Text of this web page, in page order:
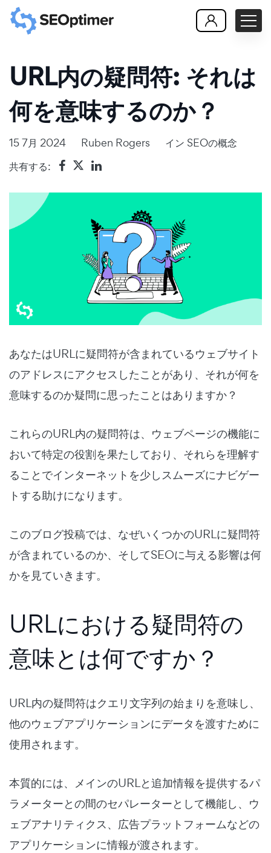
URL内の疑問符: それは
何を意味するのか？
15 7月 2024 Ruben Rogers イン SEOの概念
共有する:
あなたはURLに疑問符が含まれているウェブサイト
のアドレスにアクセスしたことがあり、それが何を
意味するのか疑問に思ったことはありますか？
これらのURL内の疑問符は、ウェブページの機能に
おいて特定の役割を果たしており、それらを理解す
ることでインターネットを少しスムーズにナビゲー
トする助けになります。
このブログ投稿では、なぜいくつかのURLに疑問符
が含まれているのか、そしてSEOに与える影響は何
かを見ていきます。
URLにおける疑問符の
意味とは何ですか？
URL内の疑問符はクエリ文字列の始まりを意味し、
他のウェブアプリケーションにデータを渡すために
使用されます。
本質的には、メインのURLと追加情報を提供するパ
ラメーターとの間のセパレーターとして機能し、ウ
ェブアナリティクス、広告プラットフォームなどの
アプリケーションに情報が渡されます。